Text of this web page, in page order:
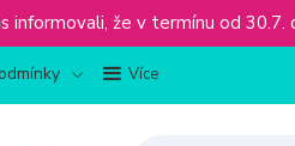
informovali, že v termínu od
Více